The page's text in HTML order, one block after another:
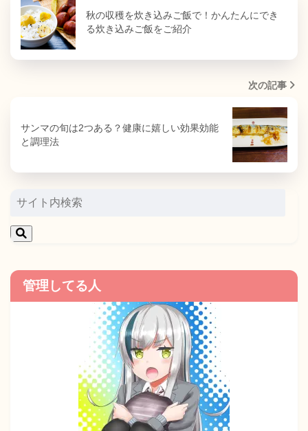
秋の収穫を炊き込みご飯で！かんたんにでき
る炊き込みご飯をご紹介
次の記事
サンマの旬は2つある？健康に嬉しい効果効能
と調理法
管理してる人